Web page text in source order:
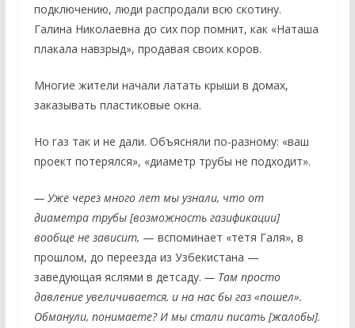
подключению, люди распродали всю скотину.
Галина Николаевна до сих пор помнит, как «Наташа
плакала навзрыд», продавая своих коров.
Многие жители начали латать крыши в домах,
заказывать пластиковые окна.
Но газ так и не дали. Объясняли по-разному: «ваш
проект потерялся», «диаметр трубы не подходит».
— Уже через много лет мы узнали, что от
диаметра трубы [возможность газификации]
вообще не зависит, — вспоминает «тетя Галя», в
прошлом, до переезда из Узбекистана —
заведующая яслями в детсаду. — Там просто
давление увеличивается, и на нас бы газ «пошел».
Обманули, понимаете? И мы стали писать [жалобы].